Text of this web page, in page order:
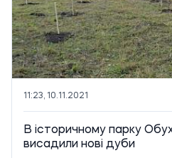
11:23, 10.11.2021
В історичному парку
висадили нові дуби